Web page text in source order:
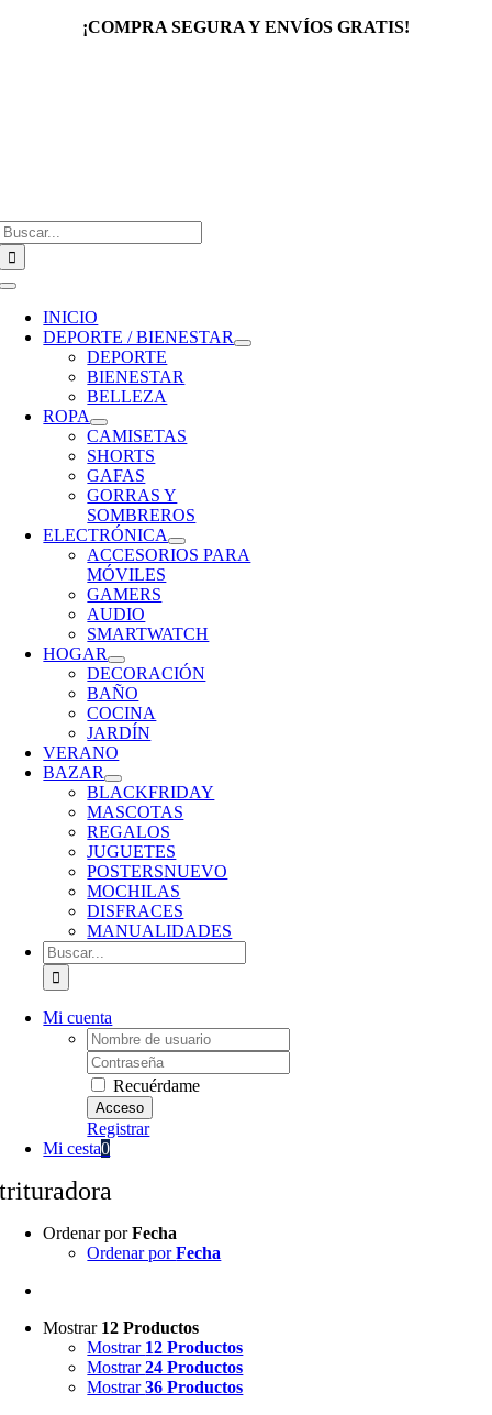
¡COMPRA SEGURA Y ENVÍOS GRATIS!
Toggle
Navigation
INICIO
DEPORTE / BIENESTAR
DEPORTE
BIENESTAR
BELLEZA
ROPA
CAMISETAS
SHORTS
GAFAS
GORRAS Y
SOMBREROS
ELECTRÓNICA
ACCESORIOS PARA
MÓVILES
GAMERS
AUDIO
SMARTWATCH
HOGAR
DECORACIÓN
BAÑO
COCINA
JARDÍN
VERANO
BAZAR
BLACKFRIDAY
MASCOTAS
REGALOS
JUGUETES
POSTERSNUEVO
MOCHILAS
DISFRACES
MANUALIDADES
Buscar:
Mi cuenta
Username:
Password:
Recuérdame
Registrar
Mi cesta0
trituradora
Ordenar porFecha
Ordenar porFecha
Mostrar 12 Productos
Mostrar 12 Productos
Mostrar24 Productos
Mostrar36 Productos